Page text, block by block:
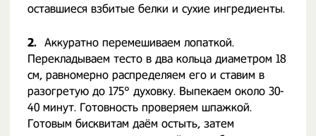
оставшиеся взбитые белки и сухие ингредиенты.
2. Аккуратно перемешиваем лопаткой.
Перекладываем тесто в два кольца диаметром 18
см, равномерно распределяем его и ставим в
разогретую до 175° духовку. Выпекаем около 30-
40 минут. Готовность проверяем шпажкой.
Готовым бисквитам даём остыть, затем